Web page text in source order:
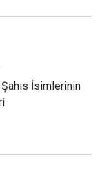
Şahıs İsimlerinin